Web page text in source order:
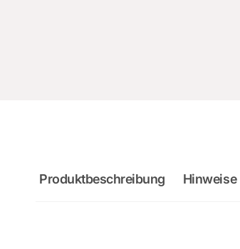
Produktbeschreibung Hinweise